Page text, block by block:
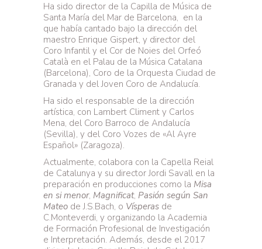
Ha sido director de la Capilla de Música de
Santa María del Mar de Barcelona, ​​ en la
que había cantado bajo la dirección del
maestro Enrique Gispert, y director del
Coro Infantil y el Cor de Noies del Orfeó
Català en el Palau de la Música Catalana
(Barcelona), Coro de la Orquesta Ciudad de
Granada y del Joven Coro de Andalucía.
Ha sido el responsable de la dirección
artística, con Lambert Climent y Carlos
Mena, del Coro Barroco de Andalucía
(Sevilla), y del Coro Vozes de «Al Ayre
Español» (Zaragoza).
Actualmente, colabora con la Capella Reial
de Catalunya y su director Jordi Savall en la
preparación en producciones como la Misa
en si menor, Magnificat, Pasión según San
Mateo de J.S.Bach, o Vísperas de
C.Monteverdi, y organizando la Academia
de Formación Profesional de Investigación
e Interpretación. Además, desde el 2017